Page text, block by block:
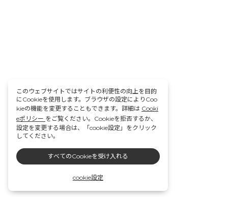
このウェブサイトではサイトの利便性の向上を目的
にCookieを使用します。ブラウザの設定によりCoo
kieの機能を変更することもできます。詳細は Cooki
eポリシー をご覧ください。Cookieを拒否するか、
設定を変更する場合は、「cookie設定」をクリック
してください。
すべてのCookieを受け入れる
cookie設定